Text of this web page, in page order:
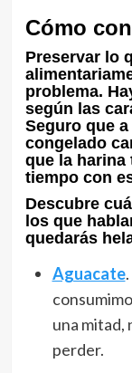
Cómo
Preservar lo
problema.
según las
Seguro que
congelado
que la harina
tiempo con
Descubre
los que
quedarás
Aguacate
una mitad,
perder.